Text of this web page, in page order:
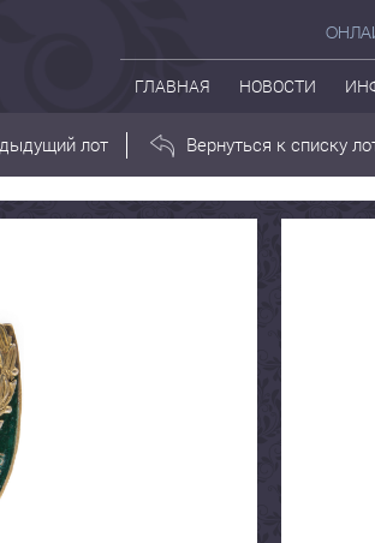
ГЛАВНАЯ НОВОСТИ
лот Вернуться к списку